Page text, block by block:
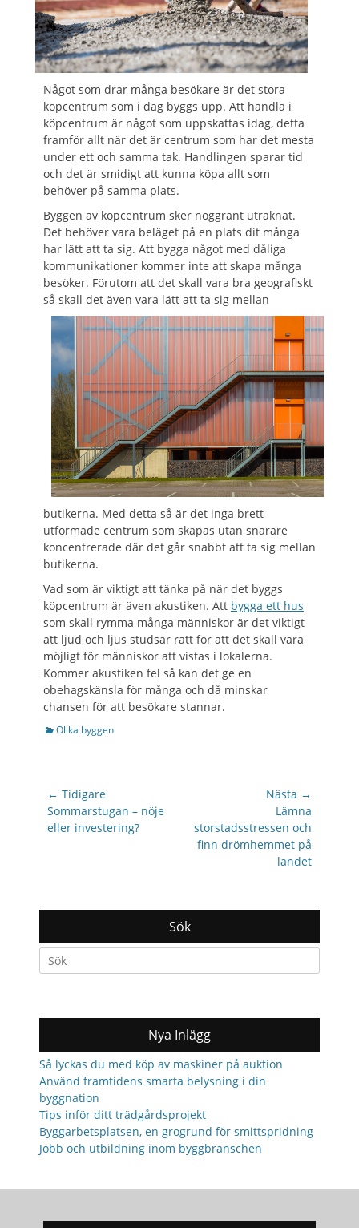
Något som drar många besökare är det stora
köpcentrum som i dag byggs upp. Att handla i
köpcentrum är något som uppskattas idag, detta
framför allt när det är centrum som har det mesta
under ett och samma tak. Handlingen sparar tid
och det är smidigt att kunna köpa allt som
behöver på samma plats.
Byggen av köpcentrum sker noggrant uträknat.
Det behöver vara beläget på en plats dit många
har lätt att ta sig. Att bygga något med dåliga
kommunikationer kommer inte att skapa många
besöker. Förutom att det skall vara bra geografiskt
så skall det även vara lätt att ta sig mellan
butikerna. Med detta så är det inga brett
utformade centrum som skapas utan snarare
koncentrerade där det går snabbt att ta sig mellan
butikerna.
Vad som är viktigt att tänka på när det byggs
köpcentrum är även akustiken. Att bygga ett hus
som skall rymma många människor är det viktigt
att ljud och ljus studsar rätt för att det skall vara
möjligt för människor att vistas i lokalerna.
Kommer akustiken fel så kan det ge en
obehagskänsla för många och då minskar
chansen för att besökare stannar.
Categories
Olika byggen
Inläggsnavigering
← Tidigare
Previous
post:
Sommarstugan – nöje
eller investering?
Nästa →
inlägg:
Lämna
storstadsstressen och
finn drömhemmet på
landet
Sök
Search
for:
Nya Inlägg
Så lyckas du med köp av maskiner på auktion
Använd framtidens smarta belysning i din
byggnation
Tips inför ditt trädgårdsprojekt
Byggarbetsplatsen, en grogrund för smittspridning
Jobb och utbildning inom byggbranschen